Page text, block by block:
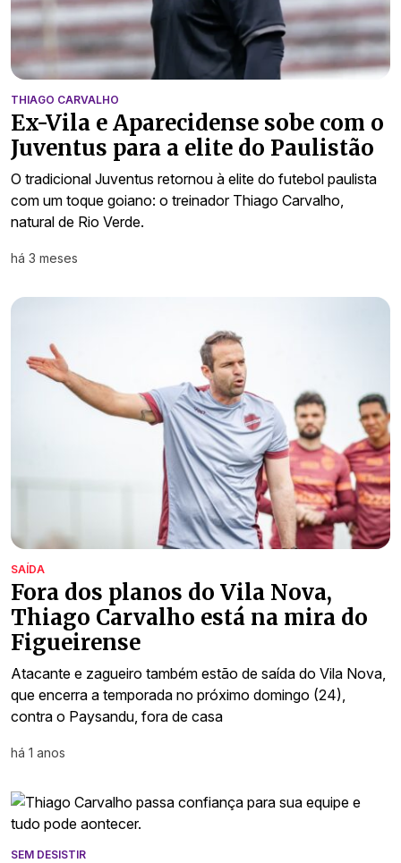
THIAGO CARVALHO
Ex-Vila e Aparecidense sobe com o
Juventus para a elite do Paulistão
O tradicional Juventus retornou à elite do futebol paulista
com um toque goiano: o treinador Thiago Carvalho,
natural de Rio Verde.
há 3 meses
SAÍDA
Fora dos planos do Vila Nova,
Thiago Carvalho está na mira do
Figueirense
Atacante e zagueiro também estão de saída do Vila Nova,
que encerra a temporada no próximo domingo (24),
contra o Paysandu, fora de casa
há 1 anos
SEM DESISTIR